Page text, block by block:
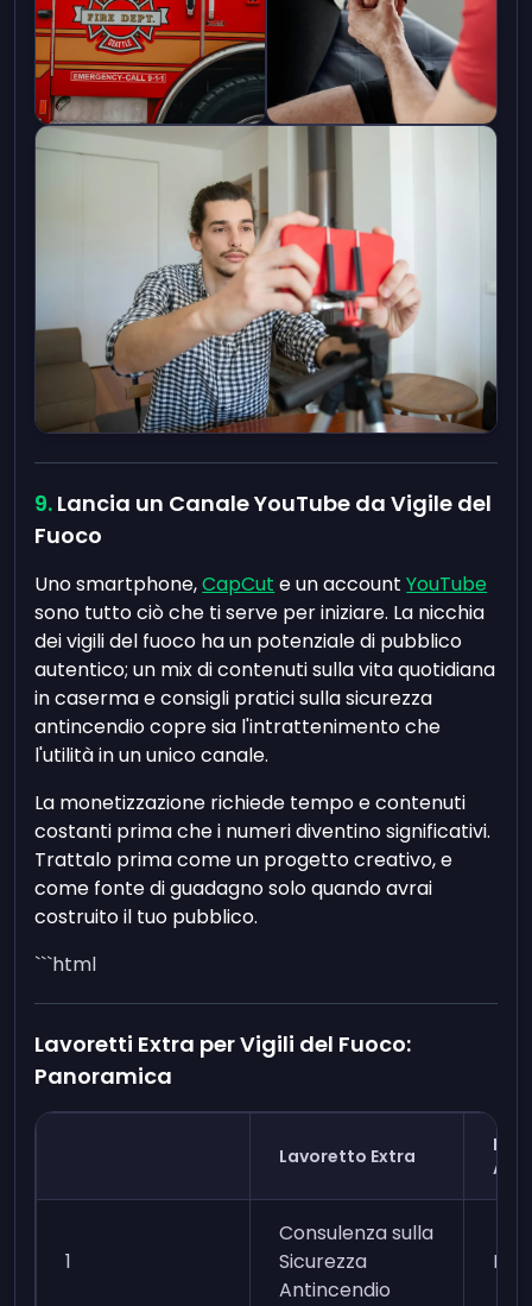
Lancia un Canale YouTube da Vigile del
Fuoco
Uno smartphone,CapCut e un accountYouTube
sono tutto ciò che ti serve per iniziare. La nicchia
dei vigili del fuoco ha un potenziale di pubblico
autentico; un mix di contenuti sulla vita quotidiana
in caserma e consigli pratici sulla sicurezza
antincendio copre sia l'intrattenimento che
l'utilità in un unico canale.
La monetizzazione richiede tempo e contenuti
costanti prima che i numeri diventino significativi.
Trattalo prima come un progetto creativo, e
come fonte di guadagno solo quando avrai
costruito il tuo pubblico.
```html
Lavoretti Extra per Vigili del Fuoco:
Panoramica
Lavoretto Extra
1
Consulenza sulla
Sicurezza
Antincendio